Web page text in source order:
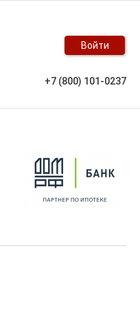
Войти
+7 (800) 101-0237